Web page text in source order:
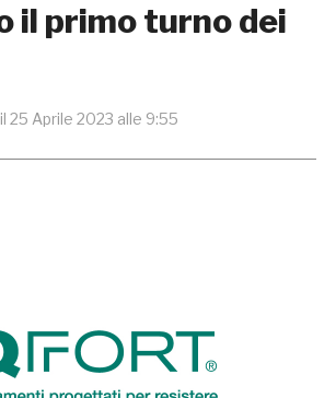
il primo turno dei
il 25 Aprile 2023 alle 9:55